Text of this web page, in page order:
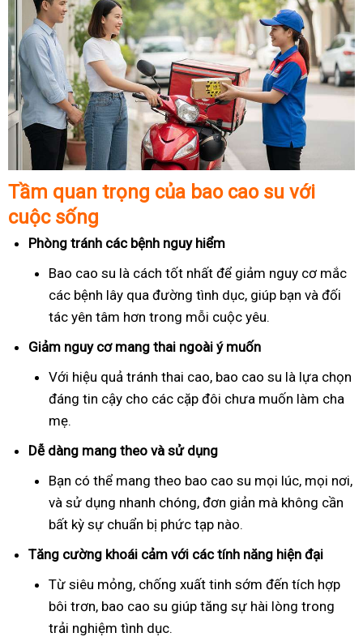
Tầm quan trọng của bao cao su với
cuộc sống
Phòng tránh các bệnh nguy hiểm
Bao cao su là cách tốt nhất để giảm nguy cơ mắc
các bệnh lây qua đường tình dục, giúp bạn và đối
tác yên tâm hơn trong mỗi cuộc yêu.
Giảm nguy cơ mang thai ngoài ý muốn
Với hiệu quả tránh thai cao, bao cao su là lựa chọn
đáng tin cậy cho các cặp đôi chưa muốn làm cha
mẹ.
Dễ dàng mang theo và sử dụng
Bạn có thể mang theo bao cao su mọi lúc, mọi nơi,
và sử dụng nhanh chóng, đơn giản mà không cần
bất kỳ sự chuẩn bị phức tạp nào.
Tăng cường khoái cảm với các tính năng hiện đại
Từ siêu mỏng, chống xuất tinh sớm đến tích hợp
bôi trơn, bao cao su giúp tăng sự hài lòng trong
trải nghiệm tình dục.